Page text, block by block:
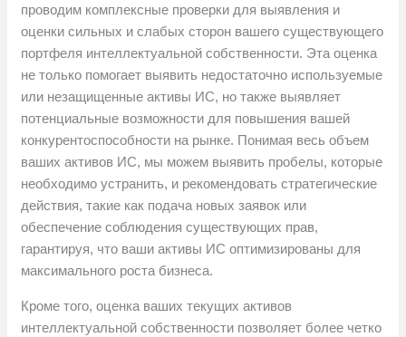
проводим комплексные проверки для выявления и
оценки сильных и слабых сторон вашего существующего
портфеля интеллектуальной собственности. Эта оценка
не только помогает выявить недостаточно используемые
или незащищенные активы ИС, но также выявляет
потенциальные возможности для повышения вашей
конкурентоспособности на рынке. Понимая весь объем
ваших активов ИС, мы можем выявить пробелы, которые
необходимо устранить, и рекомендовать стратегические
действия, такие как подача новых заявок или
обеспечение соблюдения существующих прав,
гарантируя, что ваши активы ИС оптимизированы для
максимального роста бизнеса.
Кроме того, оценка ваших текущих активов
интеллектуальной собственности позволяет более четко